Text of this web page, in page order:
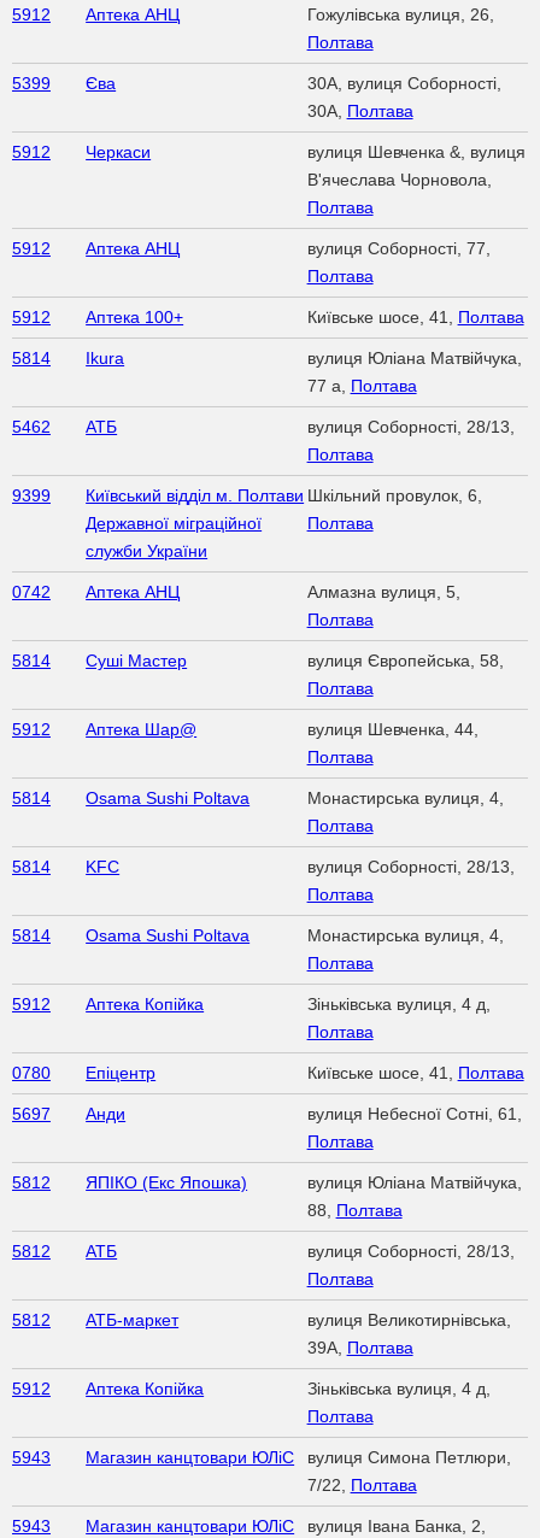
5912 Аптека АНЦ
Гожулівська вулиця, 26,
Полтава
5399 Єва
30A, вулиця Соборності,
30А, Полтава
5912 Черкаси
вулиця Шевченка &, вулиця
В'ячеслава Чорновола,
Полтава
5912 Аптека АНЦ
вулиця Соборності, 77,
Полтава
5912 Аптека 100+ Київське шосе, 41, Полтава
5814 Ikura
вулиця Юліана Матвійчука,
77 а, Полтава
5462 АТБ
вулиця Соборності, 28/13,
Полтава
9399
Київський відділ м. Полтави
Державної міграційної
служби України
Шкільний провулок, 6,
Полтава
0742 Аптека АНЦ
Алмазна вулиця, 5,
Полтава
5814 Суші Мастер
вулиця Європейська, 58,
Полтава
5912 Аптека Шар@
вулиця Шевченка, 44,
Полтава
5814 Osama Sushi Poltava
Монастирська вулиця, 4,
Полтава
5814 KFC
вулиця Соборності, 28/13,
Полтава
5814 Osama Sushi Poltava
Монастирська вулиця, 4,
Полтава
5912 Аптека Копійка
Зіньківська вулиця, 4 д,
Полтава
0780 Епіцентр Київське шосе, 41, Полтава
5697 Анди
вулиця Небесної Сотні, 61,
Полтава
5812 ЯПІКО (Екс Япошка)
вулиця Юліана Матвійчука,
88, Полтава
5812 АТБ
вулиця Соборності, 28/13,
Полтава
5812 АТБ-маркет
вулиця Великотирнівська,
39А, Полтава
5912 Аптека Копійка
Зіньківська вулиця, 4 д,
Полтава
5943 Магазин канцтовари ЮЛіС
вулиця Симона Петлюри,
7/22, Полтава
5943 Магазин канцтовари ЮЛіС вулиця Івана Банка, 2,